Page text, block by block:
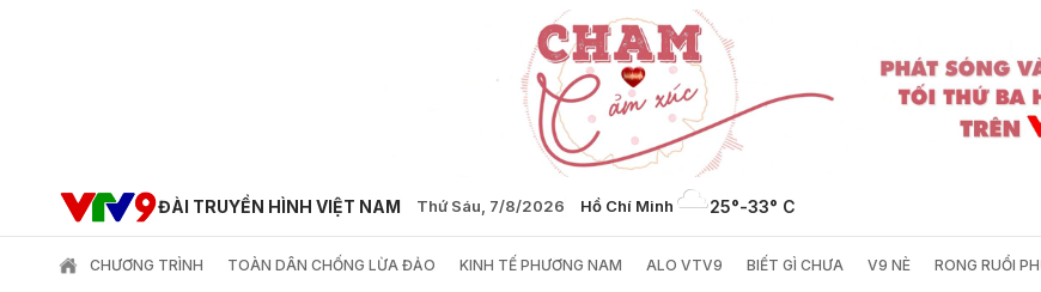
ĐÀI TRUYỀN HÌNH VIỆT NAM Thứ Sáu, 7/8/2026 Hồ Chí Minh 25°-33° C
CHƯƠNG TRÌNH TOÀN DÂN CHỐNG LỪA ĐẢO KINH TẾ PHƯƠNG NAM ALO VTV9 BIẾT GÌ CHƯA V9 NÈ RONG RUỔI